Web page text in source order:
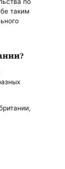
по
таким